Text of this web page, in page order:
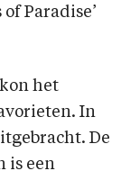
Paradise’
het
In
De
is een